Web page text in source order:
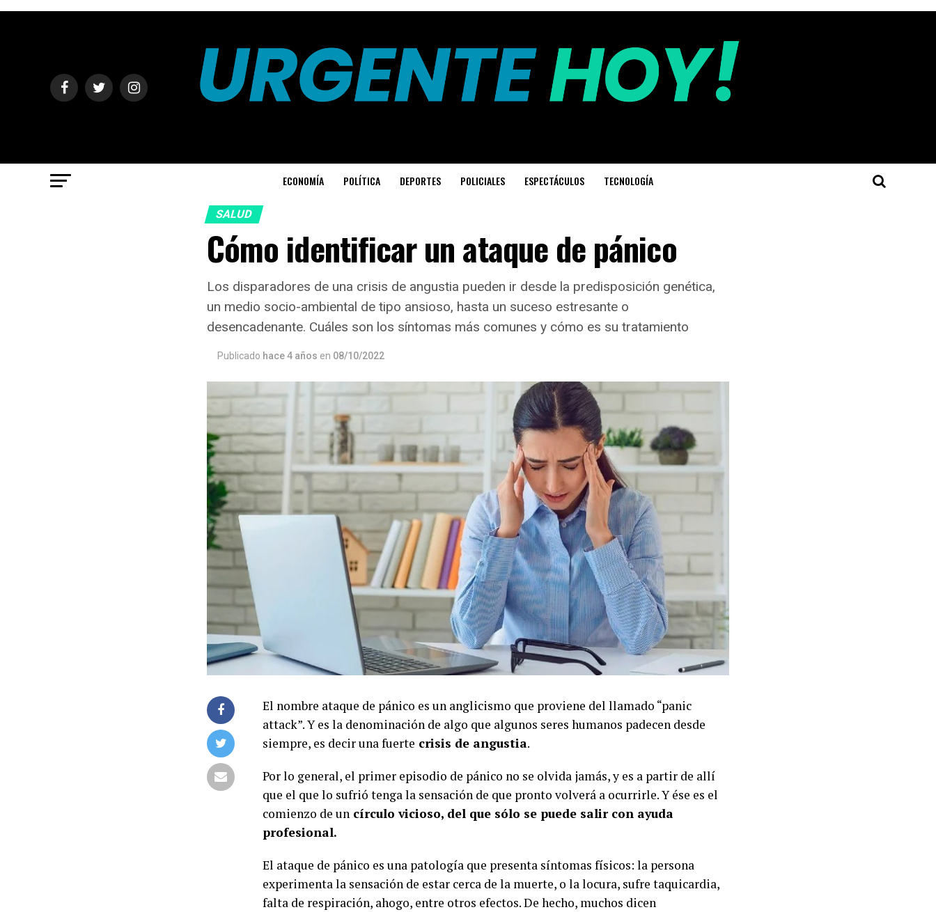
ECONOMÍA POLÍTICA DEPORTES POLICIALES ESPECTÁCULOS TECNOLOGÍA
SALUD
Cómo identificar un ataque de pánico
Los disparadores de una crisis de angustia pueden ir desde la predisposición genética,
un medio socio-ambiental de tipo ansioso, hasta un suceso estresante o
desencadenante. Cuáles son los síntomas más comunes y cómo es su tratamiento
Publicado hace 4 años en 08/10/2022
El nombre ataque de pánico es un anglicismo que proviene del llamado “panic
attack”. Y es la denominación de algo que algunos seres humanos padecen desde
siempre, es decir una fuerte crisis de angustia.
Por lo general, el primer episodio de pánico no se olvida jamás, y es a partir de allí
que el que lo sufrió tenga la sensación de que pronto volverá a ocurrirle. Y ése es el
comienzo de un círculo vicioso, del que sólo se puede salir con ayuda
profesional.
El ataque de pánico es una patología que presenta síntomas físicos: la persona
experimenta la sensación de estar cerca de la muerte, o la locura, sufre taquicardia,
falta de respiración, ahogo, entre otros efectos. De hecho, muchos dicen